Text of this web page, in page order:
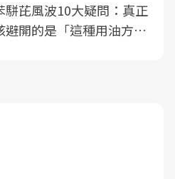
駢芘風波10大疑問：真正
避開的是「這種用油方